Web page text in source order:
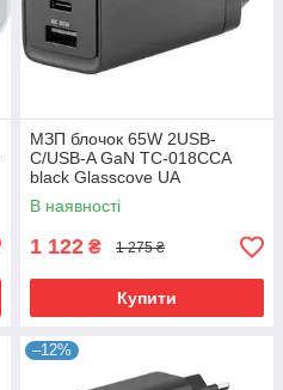
МЗП блочок 65W 2USB-
C/USB-A GaN TC-018CCA
black Glasscove UA
В наявності
1 122 ₴ 1 275 ₴
Купити
–12%